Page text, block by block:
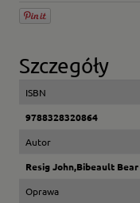
Szczegóły
ISBN
9788328320864
Autor
Resig John,Bibeault Bear
Oprawa